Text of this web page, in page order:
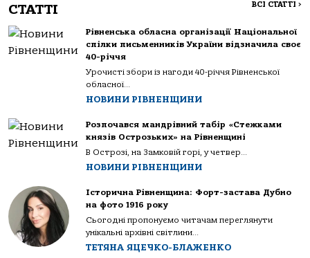
СТАТТІ ВСІ СТАТТІ >
Рівненська обласна організації Національної
спілки письменників України відзначила своє
40-річчя
Урочисті збори із нагоди 40-річчя Рівненської
обласної...
НОВИНИ РІВНЕНЩИНИ
Розпочався мандрівний табір «Стежками
князів Острозьких» на Рівненщині
В Острозі, на Замковій горі, у четвер...
НОВИНИ РІВНЕНЩИНИ
Історична Рівненщина: Форт-застава Дубно
на фото 1916 року
Сьогодні пропонуємо читачам переглянути
унікальні архівні світлини...
ТЕТЯНА ЯЦЕЧКО-БЛАЖЕНКО